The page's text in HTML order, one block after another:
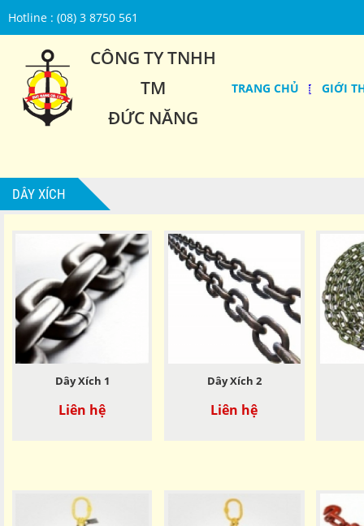
Hotline : (08) 3 8750 561
CÔNG TY TNHH
TM
ĐỨC NĂNG
TRANG CHỦ GIỚI
DÂY XÍCH
Dây Xích 1
Liên hệ
Dây Xích 2
Liên hệ